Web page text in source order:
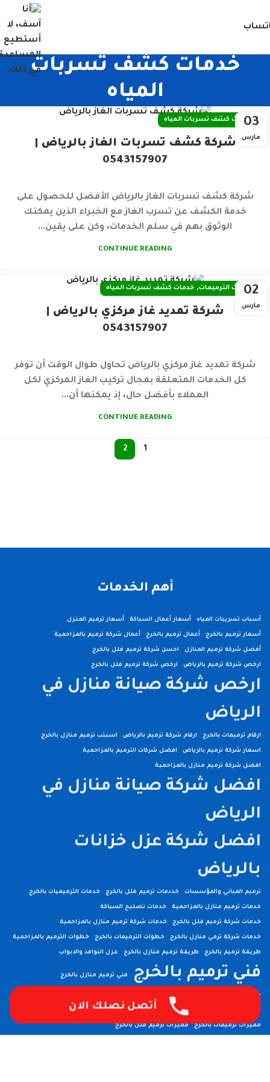
خدمات كشف تسربات
المياه
03
مارس
خدمات كشف تسربات المياه
شركة كشف تسربات الغاز بالرياض |
0543157907
شركة كشف تسربات الغاز بالرياض الأفضل للحصول على
خدمة الكشف عن تسرب الغاز مع الخبراء الذين يمكنك
الوثوق بهم في سلم الخدمات، وكن على يقين...
CONTINUE READING
02
مارس
خدمات الترميمات, خدمات كشف تسربات المياه
شركة تمديد غاز مركزي بالرياض |
0543157907
شركة تمديد غاز مركزي بالرياض تحاول طوال الوقت أن توفر
كل الخدمات المتعلقة بمجال تركيب الغاز المركزي لكل
العملاء بأفضل حال، إذ يمكنها أن...
CONTINUE READING
1
2
أهم الخدمات
أسباب تسريبات المياه أسعار أعمال السباكة أسعار ترميم المنزل
أسعار ترميم بالخرج أعمال ترميم بالخرج أعمال شركة ترميم بالمزاحمية
أفضل شركة ترميم المنازل احسن شركة ترميم فلل بالخرج
ارخص شركة ترميم بالرياض ارخص شركة ترميم فلل بالخرج
ارخص شركة صيانة منازل في
الرياض
ارقام ترميمات بالخرج ارقام شركة ترميم بالرياض اسبتب ترميم منازل بالخرج
اسعار شركة ترميم بالرياض افضل شركات الترميم بالمزاحمية
افضل شركة ترميم منازل بالمزاحمية
افضل شركة صيانة منازل في
الرياض
افضل شركة عزل خزانات
بالرياض
ترميم المباني والمؤسسات خددمات ترميم فلل بالخرج خدمات الترميميات بالخرج
خدمات ترميم منازل بالمزاحمية خدمات تصليح السباكة
خدمات شركة ترميم فلل بالخرج خدمات شركة ترميم منازل بالمزاحمية
خدمات شركة ترمي منازل بالخرج خطوات الترميمات بالخرج خطوات الترميم بالمزاحمية
طريقة ترميم بالخرج طريقة ترميم منازل بالخرج عزل النوافذ والابواب
فني ترميم بالخرج فني ترميم منازل بالخرج
مسببات ترميم المنازل مقاول ترميمات بالخرج
مقاول ترميم فلل بالخرج مميزات أعمال ترميم منازل بالمزاحمية
مميزات ترميمات بالخرج مميزات ترميم فلل بالخرج
أتصل نصلك الان